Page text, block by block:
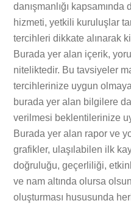
danışmanlığı kapsamında
hizmeti, yetkili kuruluşlar
tercihleri dikkate alınarak
Burada yer alan içerik,
niteliktedir. Bu tavsiyeler
tercihlerinize uygun
burada yer alan bilgilere
verilmesi beklentilerinize
Burada yer alan rapor ve
grafikler, ulaşılabilen ilk
doğruluğu, geçerliliği,
ve nam altında olursa
oluşturması hususunda